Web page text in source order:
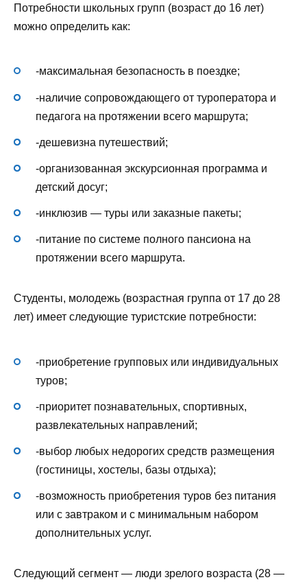
Потребности школьных групп (возраст до 16 лет)
можно определить как:
-максимальная безопасность в поездке;
-наличие сопровождающего от туроператора и
педагога на протяжении всего маршрута;
-дешевизна путешествий;
-организованная экскурсионная программа и
детский досуг;
-инклюзив — туры или заказные пакеты;
-питание по системе полного пансиона на
протяжении всего маршрута.
Студенты, молодежь (возрастная группа от 17 до 28
лет) имеет следующие туристские потребности:
-приобретение групповых или индивидуальных
туров;
-приоритет познавательных, спортивных,
развлекательных направлений;
-выбор любых недорогих средств размещения
(гостиницы, хостелы, базы отдыха);
-возможность приобретения туров без питания
или с завтраком и с минимальным набором
дополнительных услуг.
Следующий сегмент — люди зрелого возраста (28 —